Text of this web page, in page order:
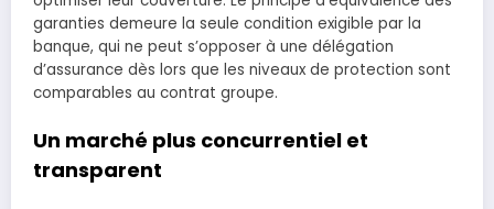
garanties demeure la seule condition exigible par la
banque, qui ne peut s’opposer à une délégation
d’assurance dès lors que les niveaux de protection sont
comparables au contrat groupe.
Un marché plus concurrentiel et
transparent